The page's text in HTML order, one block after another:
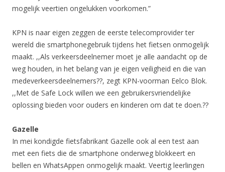
mogelijk veertien ongelukken voorkomen.”
KPN is naar eigen zeggen de eerste telecomprovider ter
wereld die smartphonegebruik tijdens het fietsen onmogelijk
maakt. ,,Als verkeersdeelnemer moet je alle aandacht op de
weg houden, in het belang van je eigen veiligheid en die van
medeverkeersdeelnemers??, zegt KPN-voorman Eelco Blok.
,,Met de Safe Lock willen we een gebruikersvriendelijke
oplossing bieden voor ouders en kinderen om dat te doen.??
Gazelle
In mei kondigde fietsfabrikant Gazelle ook al een test aan
met een fiets die de smartphone onderweg blokkeert en
bellen en WhatsAppen onmogelijk maakt. Veertig leerlingen